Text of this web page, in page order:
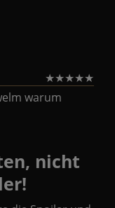
★★★★★
warum
nicht